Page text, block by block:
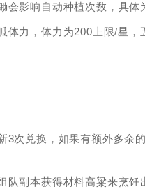
会影响自动种植次数，具
体力，体力为200上限/星
3次兑换，如果有额外多余
队副本获得材料高粱来烹